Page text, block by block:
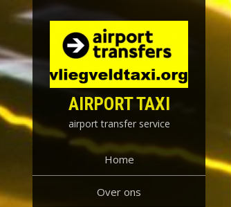
content
AIRPORT TAXI
airport transfer service
Home
Over ons